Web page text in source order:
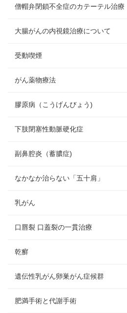
僧帽弁閉鎖不全症のカテーテル治療
大腸がんの内視鏡治療について
受動喫煙
がん薬物療法
膠原病（こうげんびょう)
下肢閉塞性動脈硬化症
副鼻腔炎（蓄膿症)
なかなか治らない「五十肩」
乳がん
口唇裂 口蓋裂の一貫治療
乾癬
遺伝性乳がん卵巣がん症候群
肥満手術と代謝手術